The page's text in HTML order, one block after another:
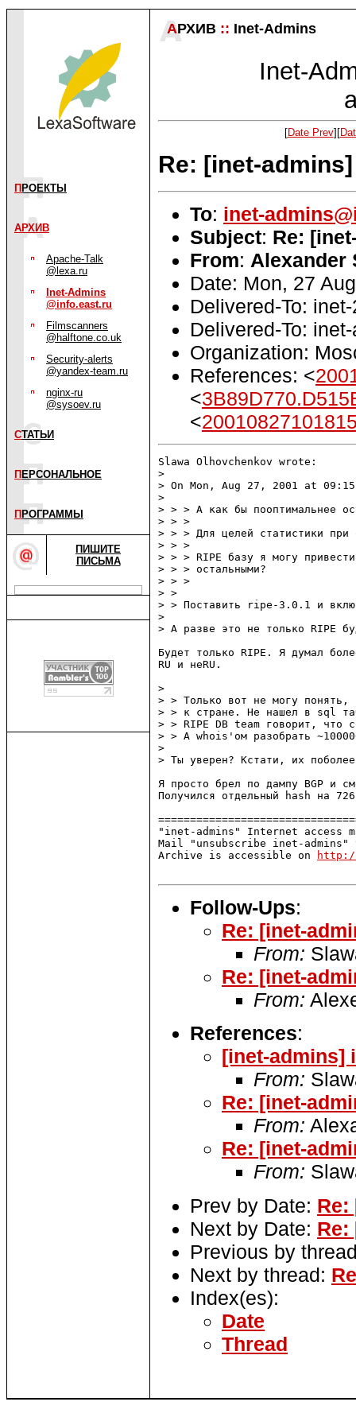
П РОЕКТЫ
АРХИВ
Apache-Talk
@lexa.ru
Inet-Admins
@info.east.ru
Filmscanners
@halftone.co.uk
Security-alerts
@yandex-team.ru
nginx-ru
@sysoev.ru
СТАТЬИ
П ЕРСОНАЛЬНОЕ
П РОГРАММЫ
ПИШИТЕ
ПИСЬМА
АРХИВ :: Inet-Admins
Inet-
[Date Prev][
Re: [inet-
To: inet-
Subject: Re:
From: Alexander
Date: Mon, 27
Delivered-To:
Delivered-To:
Organization:
References: <
<
<
Slawa Olhovchenkov wrote:
>
> On Mon, Aug 27, 2001 at
>
> > > А как бы пооптимальнее
> > >
> > > Для целей статистики при
> > >
> > > RIPE базу я могу
> > > остальными?
> > >
> >
> > Поставить ripe-3.0.1 и
>
> А разве это не только RIPE
Будет только RIPE. Я думал
RU и неRU.
>
> > Только вот не могу понять,
> > к стране. Не нашел в sql
> > RIPE DB team говорит,
> > А whois'ом разобрать
>
> Ты уверен? Кстати, их
Я просто брел по дампу BGP и
Получился отдельный hash на
"inet-admins" Internet access
Mail "unsubscribe inet-
Archive is accessible on
Follow-Ups:
Re: [inet-
From:
Re: [inet-
From:
References:
[inet-admins]
From:
Re: [inet-
From:
Re: [inet-
From:
Prev by Date: Re:
Next by Date: Re:
Previous by
Next by thread:
Index(es):
Date
Thread